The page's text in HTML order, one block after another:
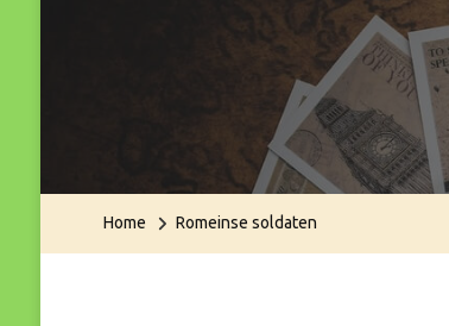
Home Romeinse soldaten